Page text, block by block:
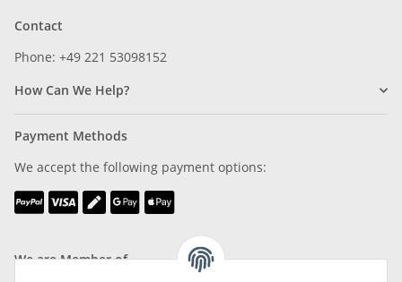
Contact
Phone: +49 221 53098152
How Can We Help?
Payment Methods
We accept the following payment options:
We are Member of